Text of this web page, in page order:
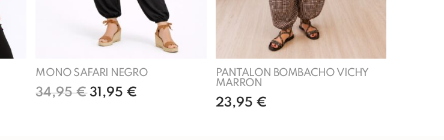
MONO SAFARI NEGRO
34,95€31,95 €
PANTALON BOMBACHO VICHY
MARRON
23,95 €